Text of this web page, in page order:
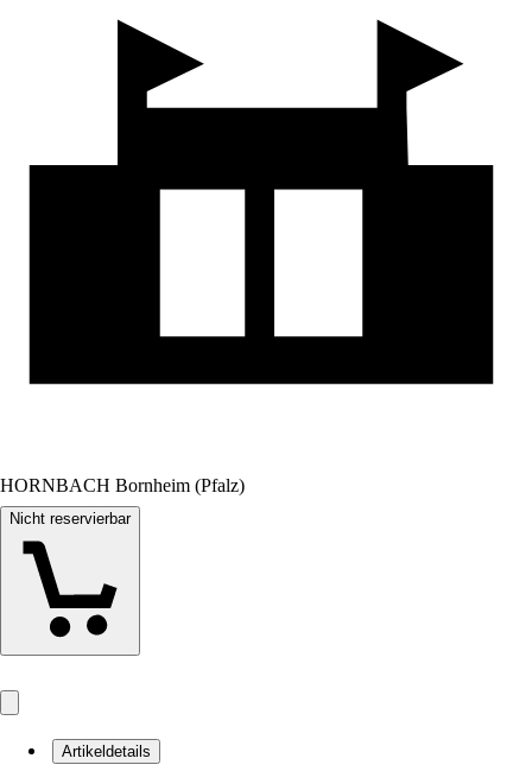
HORNBACH Bornheim (Pfalz)
Nicht reservierbar
Artikeldetails